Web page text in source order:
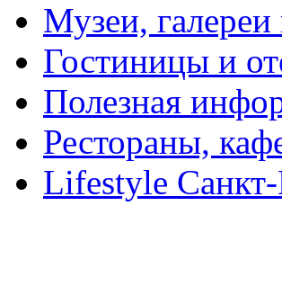
Музеи,
Гостиницы и
Полезная
Рестораны,
Lifestyle